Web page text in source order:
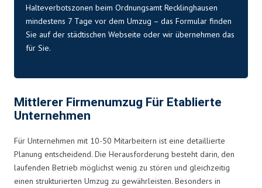
Halteverbotszonen beim Ordnungsamt Recklinghausen
mindestens 7 Tage vor dem Umzug – das Formular finden
Sie auf der städtischen Webseite oder wir übernehmen das
für Sie.
Mittlerer Firmenumzug Für Etablierte
Unternehmen
Für Unternehmen mit 10-50 Mitarbeitern ist eine detaillierte
Planung entscheidend. Die Herausforderung besteht darin, den
laufenden Betrieb möglichst wenig zu stören und gleichzeitig
einen strukturierten Umzug zu gewährleisten. Besonders in